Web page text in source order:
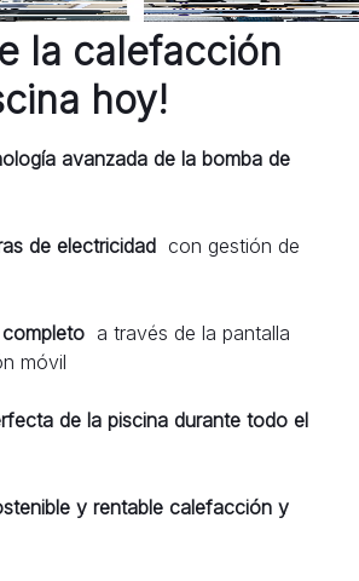
la calefacción
hoy!
avanzada de la bomba de
de electricidad con gestión de
a través de la pantalla
móvil
de la piscina durante todo el
y rentable calefacción y